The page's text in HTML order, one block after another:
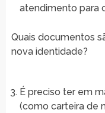
atendimento para
Quais documentos
nova identidade?
É preciso ter em
(como carteira de